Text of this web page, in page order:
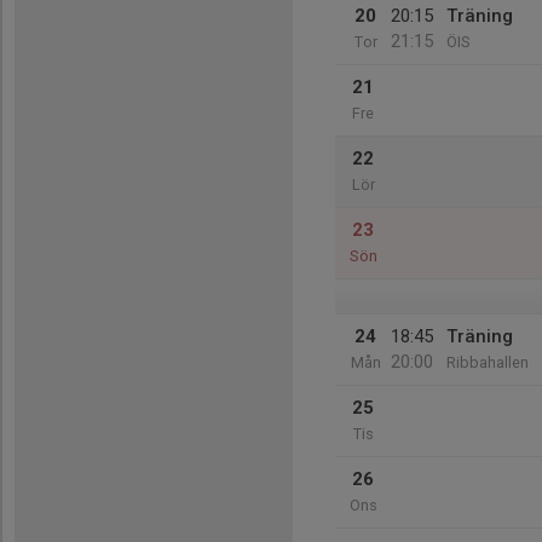
20
Tor
20:15
21:15
Träning
ÖIS
21
Fre
22
Lör
23
Sön
24
Mån
18:45
20:00
Träning
Ribbahallen
25
Tis
26
Ons